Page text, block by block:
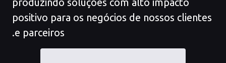
positivo para os negócios de nossos clientes
e parceiros.